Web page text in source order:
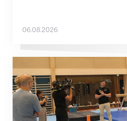
06.08.2026
Mit klaren Zielen nach Zagreb